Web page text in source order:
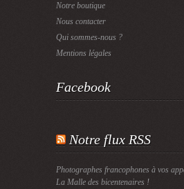
Notre boutique
Nous contacter
Qui sommes-nous ?
Mentions légales
Facebook
Notre flux RSS
Photographes francophones à vos
La Malle des bicentenaires !